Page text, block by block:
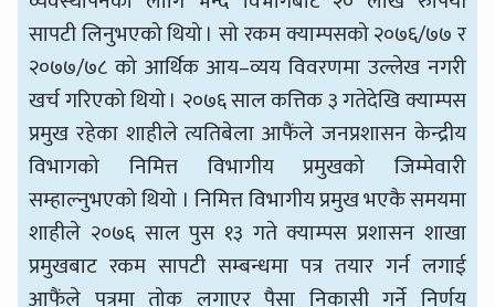
सापटी लिनुभएको थियो । सो रकम क्याम्पसको २०७६/७७ र
२०७७/७८ को आर्थिक आय–व्यय विवरणमा उल्लेख नगरी
खर्च गरिएको थियो । २०७६ साल कत्तिक ३ गतेदेखि क्याम्पस
प्रमुख रहेका शाहीले त्यतिबेला आफैंले जनप्रशासन केन्द्रीय
विभागको निमित्त विभागीय प्रमुखको जिम्मेवारी
सम्हाल्नुभएको थियो । निमित्त विभागीय प्रमुख भएकै समयमा
शाहीले २०७६ साल पुस १३ गते क्याम्पस प्रशासन शाखा
प्रमुखबाट रकम सापटी सम्बन्धमा पत्र तयार गर्न लगाई
आफैंले पत्रमा तोक लगाएर पैसा निकासी गर्ने निर्णय